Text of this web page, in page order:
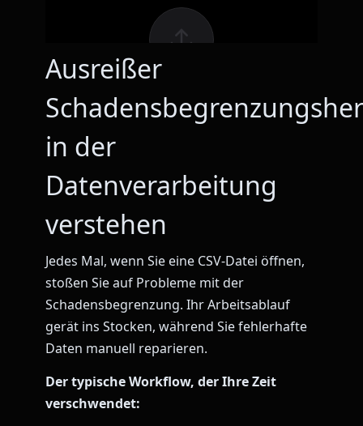
Ausreißer
in der
Datenverarbeitung
verstehen
Jedes Mal, wenn Sie eine CSV-Datei öffnen,
stoßen Sie auf Probleme mit der
Schadensbegrenzung. Ihr Arbeitsablauf
gerät ins Stocken, während Sie fehlerhafte
Daten manuell reparieren.
Der typische Workflow, der Ihre Zeit
verschwendet: